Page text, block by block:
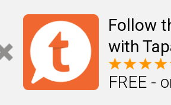
Follow
with
FREE -